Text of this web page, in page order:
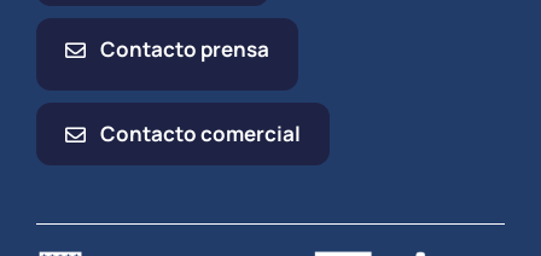
Contacto prensa
Contacto comercial